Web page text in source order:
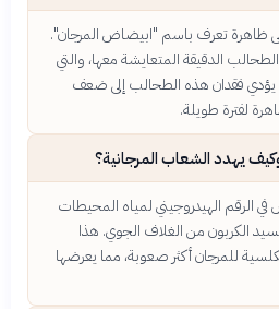
إلى ظاهرة تعرف باسم "ابيضاض المرجان".
الدقيقة المتعايشة معها، والتي
يؤدي فقدان هذه الطحالب إلى ضعف
لفترة طويلة.
يهدد الشعاب المرجانية؟
الهيدروجيني لمياه المحيطات
الكربون من الغلاف الجوي. هذا
للمرجان أكثر صعوبة، مما يعرضها